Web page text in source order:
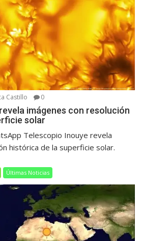
Castillo 0
imágenes con resolución
solar
Telescopio Inouye revela
histórica de la superficie solar.
Últimas Noticias